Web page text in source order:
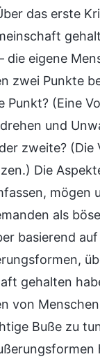
das erste
die eigene
zwei Punkte
Punkt? (Eine
und
zweite? (Die
Die
mögen
als
basierend
gehalten
von
Buße zu